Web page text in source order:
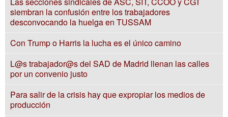
siembran la confusión entre los trabajadores
desconvocando la huelga en TUSSAM
Con Trump o Harris la lucha es el único camino
L@s trabajador@s del SAD de Madrid llenan las calles
por un convenio justo
Para salir de la crisis hay que expropiar los medios de
producción